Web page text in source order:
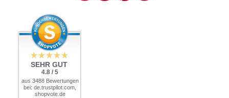
SEHR GUT
4.8 / 5
aus 3488 Bewertungen
bei: de.trustpilot.com,
shopvote.de